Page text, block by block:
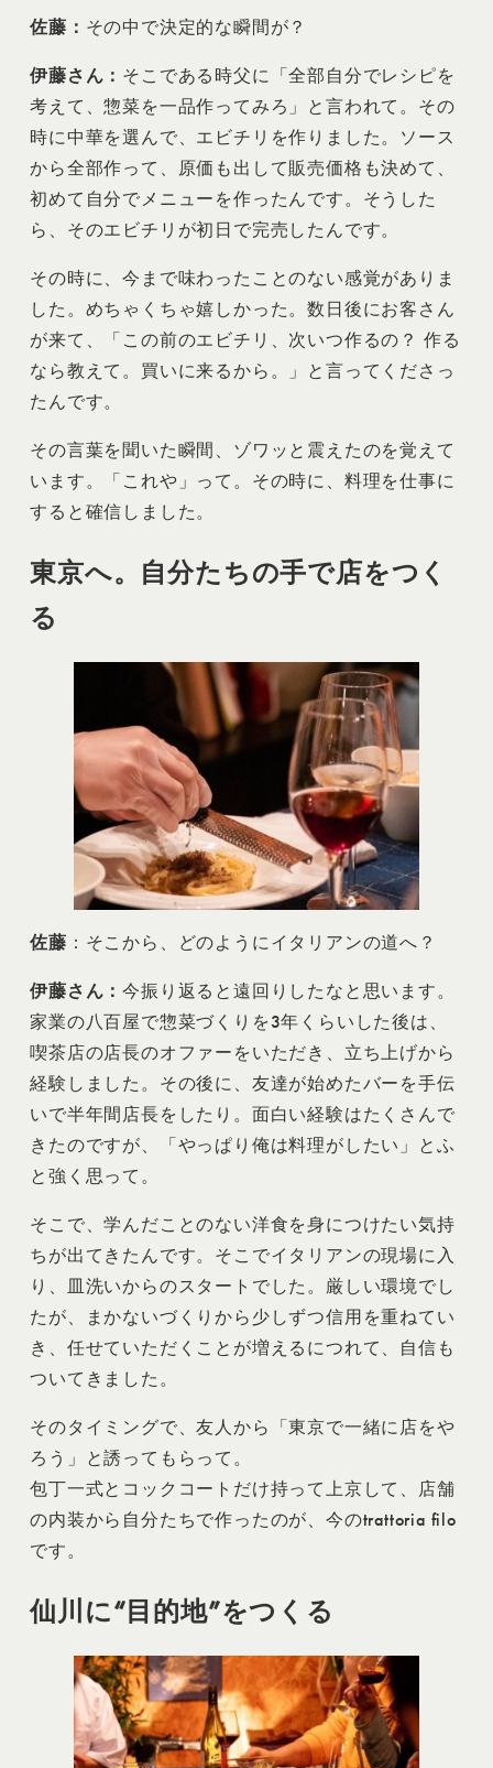
佐藤： その中で決定的な瞬間が？
伊藤さん： そこである時父に「全部自分でレシピを
考えて、惣菜を一品作ってみろ」と言われて。その
時に中華を選んで、エビチリを作りました。ソース
から全部作って、原価も出して販売価格も決めて、
初めて自分でメニューを作ったんです。そうした
ら、そのエビチリが初日で完売したんです。
その時に、今まで味わったことのない感覚がありま
した。めちゃくちゃ嬉しかった。数日後にお客さん
が来て、「この前のエビチリ、次いつ作るの？ 作る
なら教えて。買いに来るから。」と言ってくださっ
たんです。
その言葉を聞いた瞬間、ゾワッと震えたのを覚えて
います。「これや」って。その時に、料理を仕事に
すると確信しました。
東京へ。自分たちの手で店をつく
る
佐藤 ：そこから、どのようにイタリアンの道へ？
伊藤さん：今振り返ると遠回りしたなと思います。
家業の八百屋で惣菜づくりを3年くらいした後は、
喫茶店の店長のオファーをいただき、立ち上げから
経験しました。その後に、友達が始めたバーを手伝
いで半年間店長をしたり。面白い経験はたくさんで
きたのですが、「やっぱり俺は料理がしたい」とふ
と強く思って。
そこで、学んだことのない洋食を身につけたい気持
ちが出てきたんです。そこでイタリアンの現場に入
り、皿洗いからのスタートでした。厳しい環境でし
たが、まかないづくりから少しずつ信用を重ねてい
き、任せていただくことが増えるにつれて、自信も
ついてきました。
そのタイミングで、友人から「東京で一緒に店をや
ろう」と誘ってもらって。
包丁一式とコックコートだけ持って上京して、店舗
の内装から自分たちで作ったのが、今のtrattoria filo
です。
仙川に“目的地”をつくる